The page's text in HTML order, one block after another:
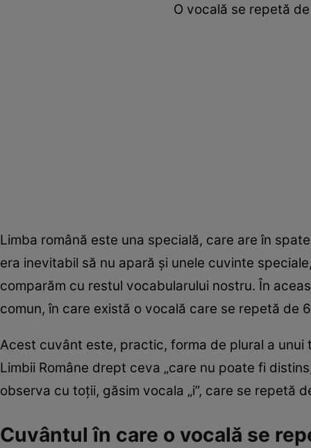
O vocală se repetă
Limba română este una specială, care are în
era inevitabil să nu apară și unele cuvinte
comparăm cu restul vocabularului nostru. În
comun, în care există o vocală care se repetă de
Acest cuvânt este, practic, forma de plural a
Limbii Române drept ceva „care nu poate fi
observa cu toții, găsim vocala „i”, care se repetă
Cuvântul în care o vocală se